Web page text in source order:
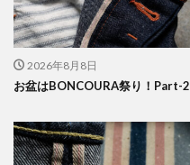
2026年8月8日
お盆はBONCOURA祭り！Part-2